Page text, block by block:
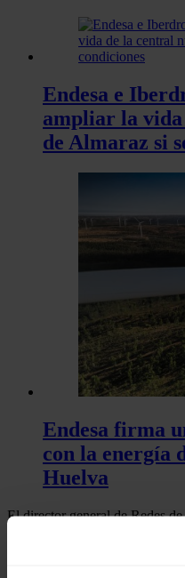
Endesa e
ampliar la
de Almaraz si
Endesa firma
con la energía
Huelva
El director general de Redes
indicado que la cátedra